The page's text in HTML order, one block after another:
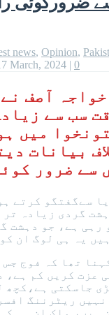
news, Opinion,
March, 2024 | 0
آصف
سب سے
میں
بیانات
سے ضرور
سےگفتگو کرتے
گردی زیادہ
رہی ہے، جو دہشت
یہ ہی لوگ ان
تھا کہ فوج
عزت کریں کم ہے،
جاسکتی ہے،کچھ
ریٹرننگ
ہیں، ملک ان ہی